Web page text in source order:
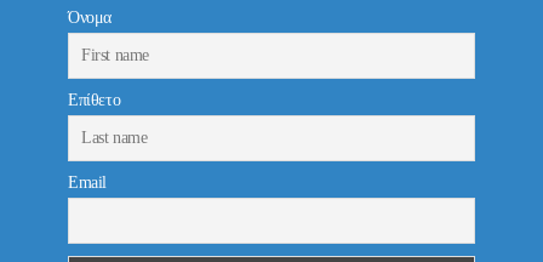
Όνομα
Επίθετο
Email